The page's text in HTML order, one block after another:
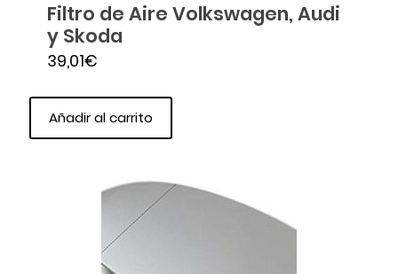
Filtro de Aire Volkswagen, Audi
y Skoda
39,01€
Añadir al carrito